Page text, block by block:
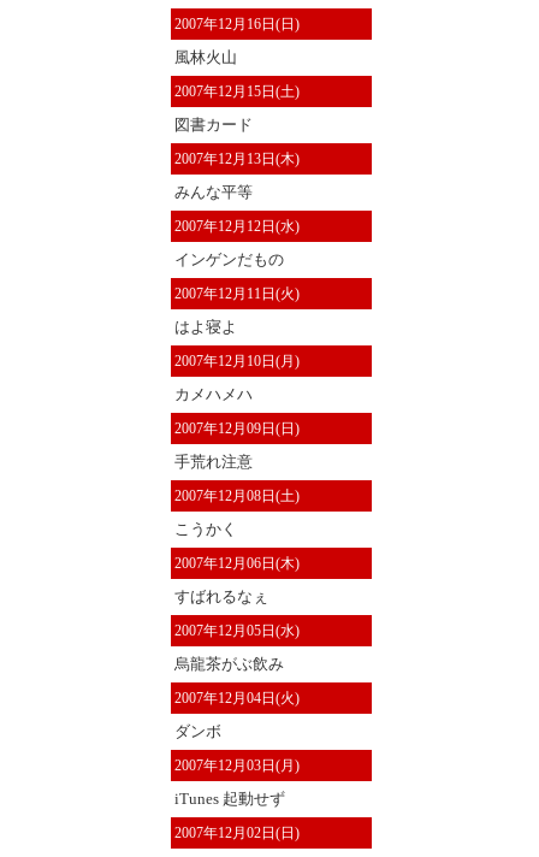
2007年12月16日(日)
風林火山
2007年12月15日(土)
図書カード
2007年12月13日(木)
みんな平等
2007年12月12日(水)
インゲンだもの
2007年12月11日(火)
はよ寝よ
2007年12月10日(月)
カメハメハ
2007年12月09日(日)
手荒れ注意
2007年12月08日(土)
こうかく
2007年12月06日(木)
すばれるなぇ
2007年12月05日(水)
烏龍茶がぶ飲み
2007年12月04日(火)
ダンボ
2007年12月03日(月)
iTunes 起動せず
2007年12月02日(日)